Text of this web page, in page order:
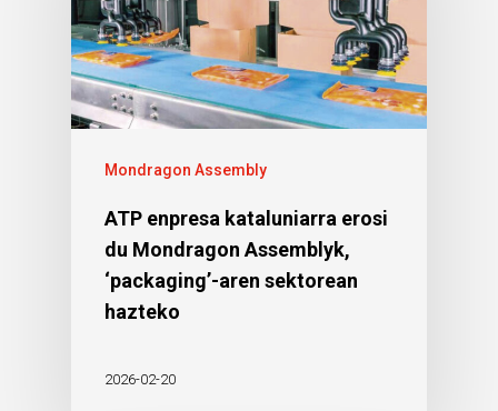
Mondragon Assembly
ATP enpresa kataluniarra erosi
du Mondragon Assemblyk,
‘packaging’-aren sektorean
hazteko
2026-02-20